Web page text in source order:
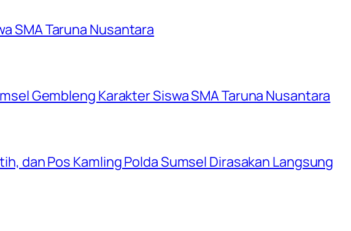
SMA Taruna Nusantara
Gembleng Karakter Siswa SMA Taruna Nusantara
dan Pos Kamling Polda Sumsel Dirasakan Langsung